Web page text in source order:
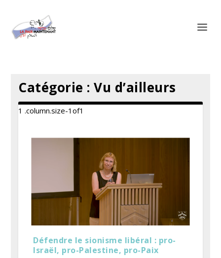
Catégorie :Vu d’ailleurs
Défendre le sionisme libéral : pro-
Israël, pro-Palestine, pro-Paix